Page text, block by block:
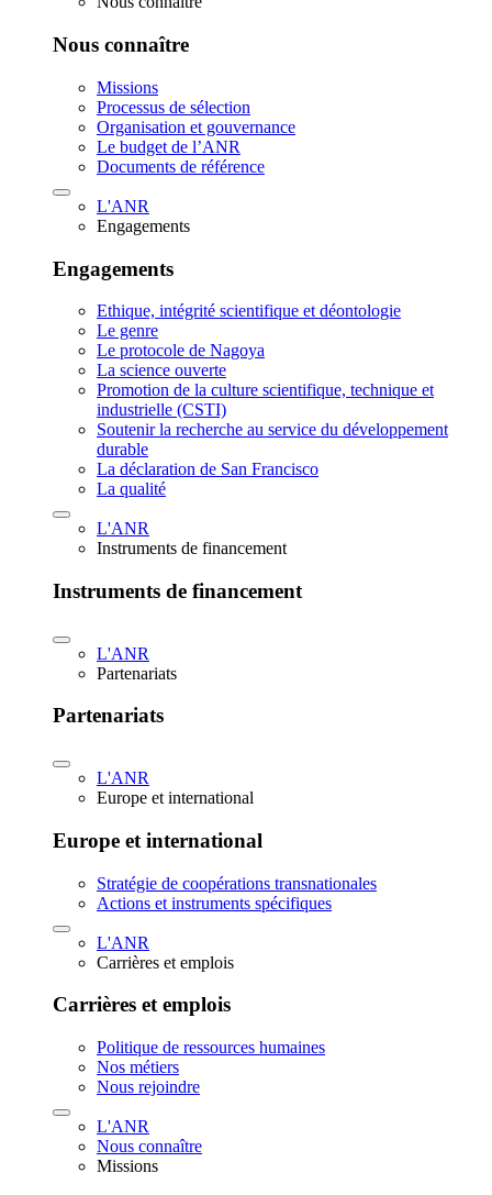
Nous connaître
Missions
Processus de sélection
Organisation et gouvernance
Le budget de l’ANR
Documents de référence
L'ANR
Engagements
Engagements
Ethique, intégrité scientifique et déontologie
Le genre
Le protocole de Nagoya
La science ouverte
Promotion de la culture scientifique, technique et
industrielle (CSTI)
Soutenir la recherche au service du développement
durable
La déclaration de San Francisco
La qualité
L'ANR
Instruments de financement
Instruments de financement
L'ANR
Partenariats
Partenariats
L'ANR
Europe et international
Europe et international
Stratégie de coopérations transnationales
Actions et instruments spécifiques
L'ANR
Carrières et emplois
Carrières et emplois
Politique de ressources humaines
Nos métiers
Nous rejoindre
L'ANR
Nous connaître
Missions